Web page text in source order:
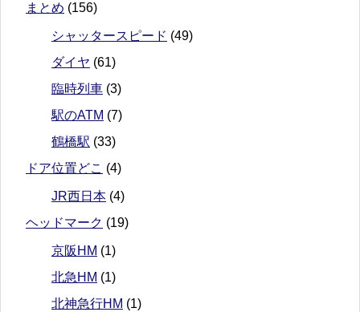
まとめ (156)
シャッタースピード (49)
ダイヤ (61)
臨時列車 (3)
駅のATM (7)
鶴橋駅 (33)
ドア位置どこ (4)
JR西日本 (4)
ヘッドマーク (19)
京阪HM (1)
北急HM (1)
北神急行HM (1)